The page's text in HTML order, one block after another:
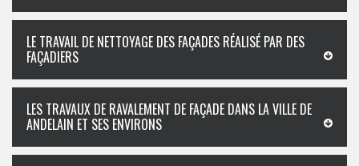
LE TRAVAIL DE NETTOYAGE DES FAÇADES RÉALISÉ PAR DES
FAÇADIERS
LES TRAVAUX DE RAVALEMENT DE FAÇADE DANS LA VILLE DE
ANDELAIN ET SES ENVIRONS